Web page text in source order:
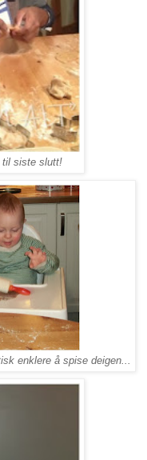
til siste slutt!
enklere å spise deigen...